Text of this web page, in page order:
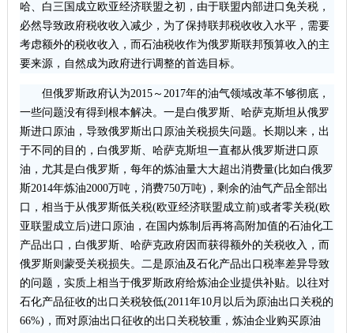
哈、白三国成立欧亚经济联盟之初，由于联盟内部进口免关税，
必然导致政府税收收入减少，为了保持联邦税收收入水平，需要
考虑额外的税收收入，而石油税收作为俄罗斯联邦预算收入的主
要来源，自然成为政府进行调整的首选目标。
但俄罗斯政府认为2015～2017年的油气领域改革不够彻底，
一些问题没有得到根本解决。一是白俄罗斯、哈萨克斯坦从俄罗
斯进口原油，导致俄罗斯出口原油关税损失问题。长期以来，出
于不同的目的，白俄罗斯、哈萨克斯坦一直都从俄罗斯进口原
油，尤其是白俄罗斯，每年的炼油量大大超出消费量(比如白俄罗
斯2014年炼油2000万吨，消费750万吨)，剩余的油气产品全部出
口，相当于从俄罗斯低关税(欧亚经济联盟成立前)或者零关税(欧
亚联盟成立后)进口原油，在国内炼制后再将高附加值的石油化工
产品出口，白俄罗斯、哈萨克政府因而获得额外的关税收入，而
俄罗斯则蒙受关税损失。二是原油及石化产品出口税率差异导致
的问题，实质上相当于俄罗斯政府给炼油企业提供补贴。以往对
石化产品征收的出口关税较低(2011年10月以后为原油出口关税的
66%)，而对原油出口征收的出口关税较重，炼油企业购买原油